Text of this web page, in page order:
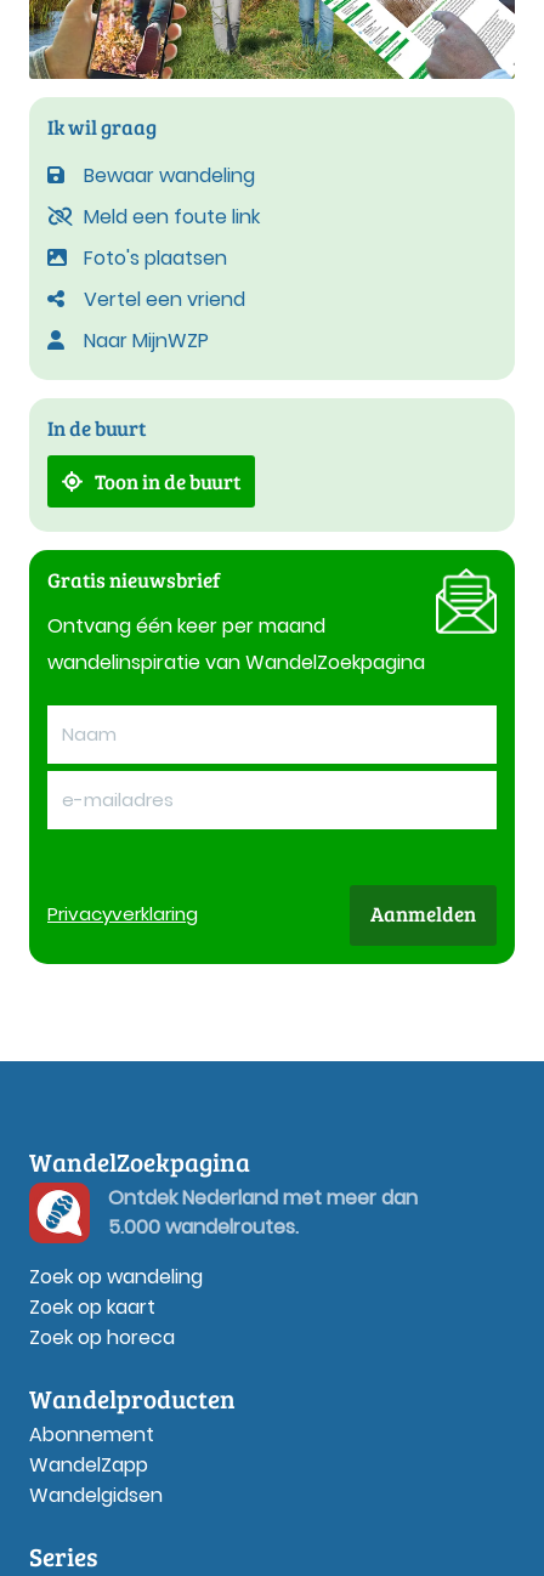
Ik wil graag
Bewaar wandeling
Meld een foute link
Foto's plaatsen
Vertel een vriend
Naar MijnWZP
In de buurt
Toon in de buurt
Gratis nieuwsbrief
Ontvang één keer per maand
wandelinspiratie van WandelZoekpagina
Privacyverklaring Aanmelden
WandelZoekpagina
Ontdek Nederland met meer dan
5.000 wandelroutes.
Zoek op wandeling
Zoek op kaart
Zoek op horeca
Wandelproducten
Abonnement
WandelZapp
Wandelgidsen
Series